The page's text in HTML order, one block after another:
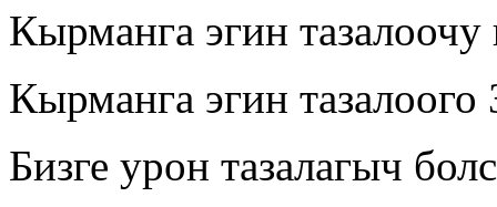
Кырманга эгин
Кырманга эгин
Бизге урон тазалагыч